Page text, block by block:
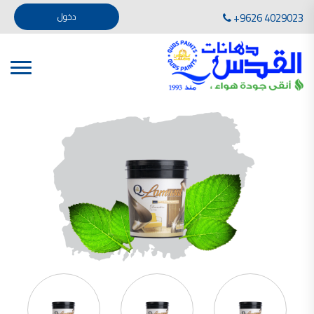
+9626 4029023 دخول
تأسست صناعة دهانات القدس في عام 1994. وقد بدأت بخطين من المنتجات .
، معجون الجدران الداخلية المائي ولصق البلاط ذو القاعدة الأسمنتية
صناعة دهانات القدس دهان شركات دهانات في الاردن
دهانات, أنواع الدهانات, أنواع الدهانات واسعارها في الاردن, مهندس دهانات,
أنواع الدهانات بالصور, أنواع الدهانات المنزلية, أنواع الدهانات في الاردن, أنواع الدهانات في الاردن
صناعة دهانات القدس معارض دهانات
صناعة دهانات القدس
الوان دهانات, الوان دهانات شقق,
الوان دهانات ريسبشن بترولي, الوان دهانات 2022, الوان دهانات شقق عرايس, الوان دخانات حوائط
صناعة دهانات القدس شركات دهانات في الاردن
معلم دهانات, سعر سطل الدهان في الأردن, تكلفة دهان غرفة,
دهانات للبيع, افضل نواع الدهان في الاردن, سعر الدهان في الاردن, دهانات الاردن,
شركة القدس لصناعة الدهانات أفضل انواع الدهانات
معجونة معجون الجدران الداخلية